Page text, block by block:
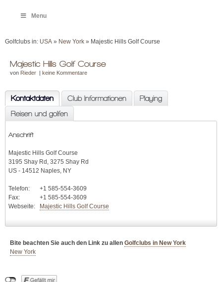
Menu
Golfclubs in: USA » New York » Majestic Hills Golf Course
Majestic Hills Golf Course
von Rieder | keine Kommentare
Kontaktdaten Club Informationen
Playing
Reisen und golfen
Anschrift
Majestic Hills Golf Course
3195 Shay Rd, 3275 Shay Rd
US - 14512 Naples, NY
Telefon:
+1 585-554-3609
Fax:
+1 585-554-3609
Webseite:
Majestic Hills Golf Course
Bite beachten Sie auch den Link zu allen Golfclubs in New York
New York